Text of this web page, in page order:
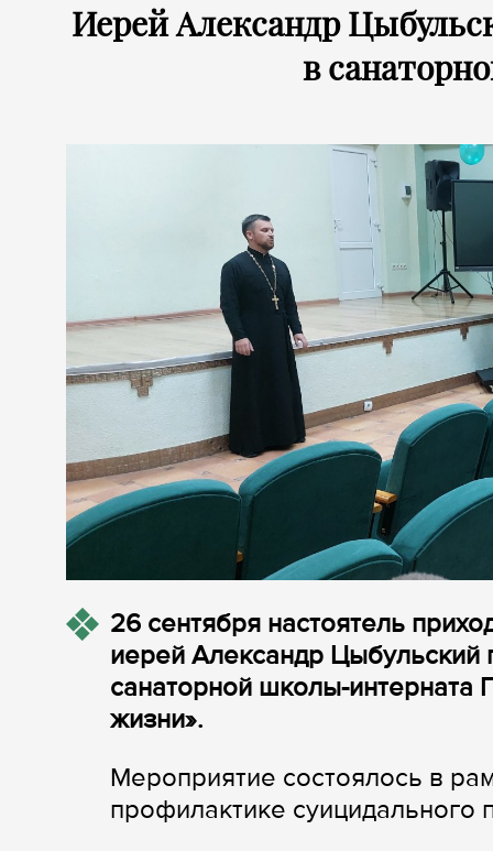
Иерей Александр
в
26 сентября настоятель
иерей Александр Цыбульский
санаторной школы-интерната
жизни».
Мероприятие состоялось в
профилактике суицидального